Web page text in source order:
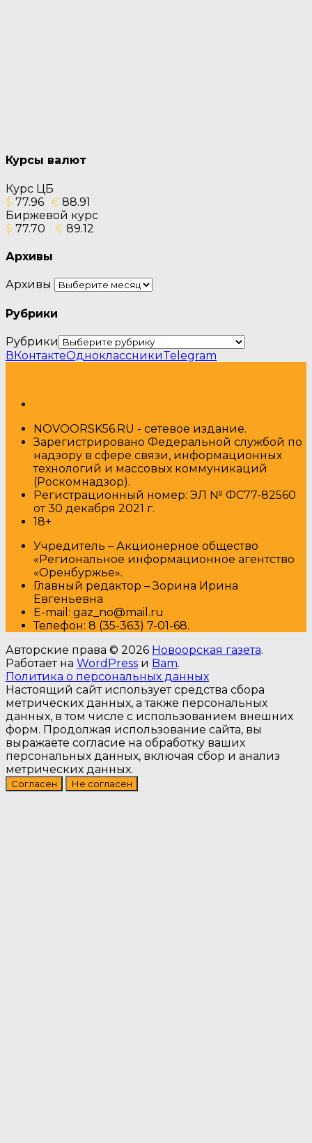
Курсы валют
Курс ЦБ
$ 77.96 € 88.91
Биржевой курс
$ 77.70 € 89.12
Архивы
Архивы
Рубрики
Рубрики
ВКонтактеОдноклассникиTelegram
NOVOORSK56.RU - сетевое издание.
Зарегистрировано Федеральной службой по
надзору в сфере связи, информационных
технологий и массовых коммуникаций
(Роскомнадзор).
Регистрационный номер: ЭЛ № ФС77-82560
от 30 декабря 2021 г.
18+
Учредитель – Акционерное общество
«Региональное информационное агентство
«Оренбуржье».
Главный редактор – Зорина Ирина
Евгеньевна
E-mail: gaz_no@mail.ru
Телефон: 8 (35-363) 7-01-68.
Авторские права © 2026 Новоорская газета.
Работает на WordPress и Bam.
Политика о персональных данных
Настоящий сайт использует средства сбора
метрических данных, а также персональных
данных, в том числе с использованием внешних
форм. Продолжая использование сайта, вы
выражаете согласие на обработку ваших
персональных данных, включая сбор и анализ
метрических данных.
Согласен Не согласен